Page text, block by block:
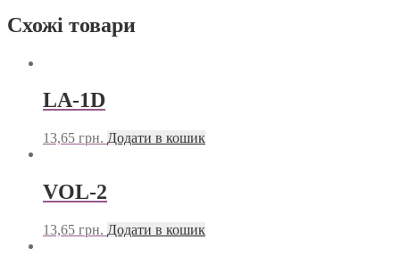
Схожі товари
LA-1D
13,65 грн. Додати в кошик
VOL-2
13,65 грн. Додати в кошик